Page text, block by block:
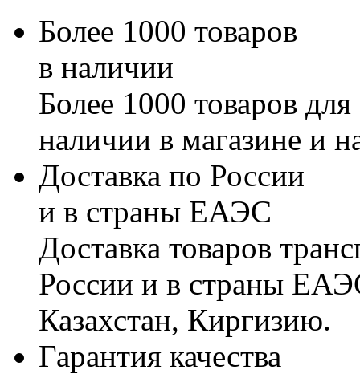
Более 1000 товаров
в наличии
Более 1000 товаров
наличии в магазине и
Доставка по России
и в страны ЕАЭС
Доставка товаров
России и в страны
Казахстан, Киргизию.
Гарантия качества